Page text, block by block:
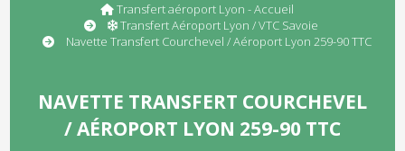
Transfert aéroport Lyon - Accueil
Transfert Aéroport Lyon / VTC Savoie
Navette Transfert Courchevel / Aéroport Lyon 259-90 TTC
NAVETTE TRANSFERT COURCHEVEL
/ AÉROPORT LYON 259-90 TTC